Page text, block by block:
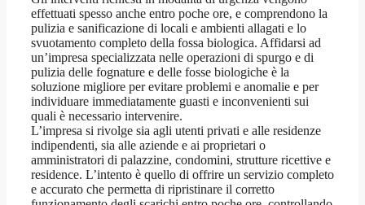
effettuati spesso anche entro poche ore, e comprendono la
pulizia e sanificazione di locali e ambienti allagati e lo
svuotamento completo della fossa biologica. Affidarsi ad
un’impresa specializzata nelle operazioni di spurgo e di
pulizia delle fognature e delle fosse biologiche è la
soluzione migliore per evitare problemi e anomalie e per
individuare immediatamente guasti e inconvenienti sui
quali è necessario intervenire.
L’impresa si rivolge sia agli utenti privati e alle residenze
indipendenti, sia alle aziende e ai proprietari o
amministratori di palazzine, condomini, strutture ricettive e
residence. L’intento è quello di offrire un servizio completo
e accurato che permetta di ripristinare il corretto